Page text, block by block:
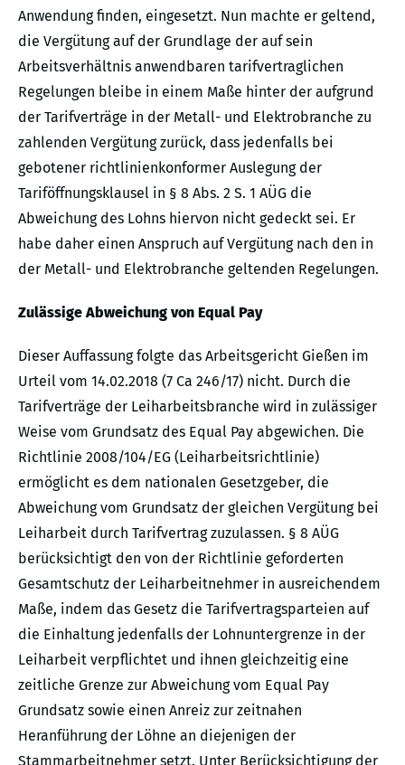
Anwendung finden, eingesetzt. Nun machte er geltend,
die Vergütung auf der Grundlage der auf sein
Arbeitsverhältnis anwendbaren tarifvertraglichen
Regelungen bleibe in einem Maße hinter der aufgrund
der Tarifverträge in der Metall- und Elektrobranche zu
zahlenden Vergütung zurück, dass jedenfalls bei
gebotener richtlinienkonformer Auslegung der
Tariföffnungsklausel in § 8 Abs. 2 S. 1 AÜG die
Abweichung des Lohns hiervon nicht gedeckt sei. Er
habe daher einen Anspruch auf Vergütung nach den in
der Metall- und Elektrobranche geltenden Regelungen.
Zulässige Abweichung von Equal Pay
Dieser Auffassung folgte das Arbeitsgericht Gießen im
Urteil vom 14.02.2018 (7 Ca 246/17) nicht. Durch die
Tarifverträge der Leiharbeitsbranche wird in zulässiger
Weise vom Grundsatz des Equal Pay abgewichen. Die
Richtlinie 2008/104/EG (Leiharbeitsrichtlinie)
ermöglicht es dem nationalen Gesetzgeber, die
Abweichung vom Grundsatz der gleichen Vergütung bei
Leiharbeit durch Tarifvertrag zuzulassen. § 8 AÜG
berücksichtigt den von der Richtlinie geforderten
Gesamtschutz der Leiharbeitnehmer in ausreichendem
Maße, indem das Gesetz die Tarifvertragsparteien auf
die Einhaltung jedenfalls der Lohnuntergrenze in der
Leiharbeit verpflichtet und ihnen gleichzeitig eine
zeitliche Grenze zur Abweichung vom Equal Pay
Grundsatz sowie einen Anreiz zur zeitnahen
Heranführung der Löhne an diejenigen der
Stammarbeitnehmer setzt. Unter Berücksichtigung der